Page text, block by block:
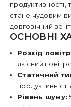
продуктивності,
стане чудовим
довговічний
ОСНОВНІ
Розхід
якісний
Статичний
Рівень шуму: